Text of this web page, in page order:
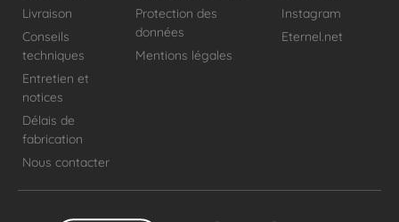
Livraison
Conseils
techniques
Entretien et
notices
Délais de
fabrication
Nous contacter
Protection des
données
Mentions légales
Instagram
Eternel.net